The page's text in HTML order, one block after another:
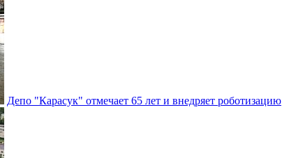
Депо "Карасук" отмечает 65 лет и внедряет роботизацию